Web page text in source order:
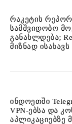
რაკეტის
სამშვიდობო
განახლდება;
მიზნად ისახავს
ინდოეთში
VPN-ებსა და
აპლიკაციებზე